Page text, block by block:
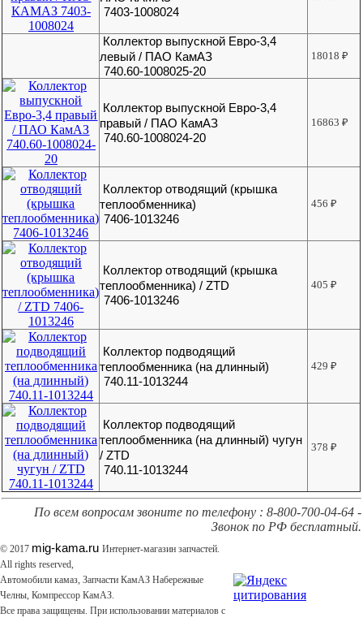
7403-1008024
Коллектор выпускной Евро-3,4
левый / ПАО КамАЗ
740.60-1008025-20
18018₽
Коллектор выпускной Евро-3,4
правый / ПАО КамАЗ
740.60-1008024-20
16863₽
Коллектор отводящий (крышка
теплообменника)
7406-1013246
456₽
Коллектор отводящий (крышка
теплообменника) / ZTD
7406-1013246
405₽
Коллектор подводящий
теплообменника (на длинный)
740.11-1013244
429₽
Коллектор подводящий
теплообменника (на длинный) чугун
/ ZTD
740.11-1013244
378₽
По всем вопросам звоните по телефону : 8-800-700-04-64 -
Звонок по РФ бесплатный.
© 2017 mig-kama.ru Интернет-магазин запчастей.
All rights reserved,
Автомобили камаз, Запчасти КамАЗ Набережные
Челны, Компрессор КамАЗ.
Все права защищены. При использовании материалов с